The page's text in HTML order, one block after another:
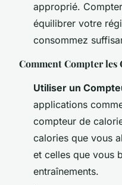
approprié.
équilibrer votre
consommez
Comment Compter les
Utiliser un
applications
compteur de
calories que vous
et celles que vous
entraînements.